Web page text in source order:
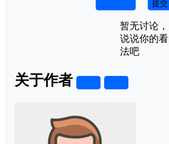
提交
暂无讨论，
说说你的看
法吧
关于作者